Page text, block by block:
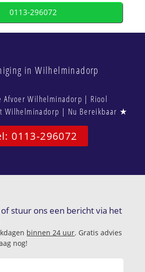
0113-296072
in Wilhelminadorp
Wilhelminadorp | Riool
Wilhelminadorp | Nu Bereikbaar ★
0113-296072
of stuur ons een bericht via het
binnen 24 uur. Gratis advies
nog!